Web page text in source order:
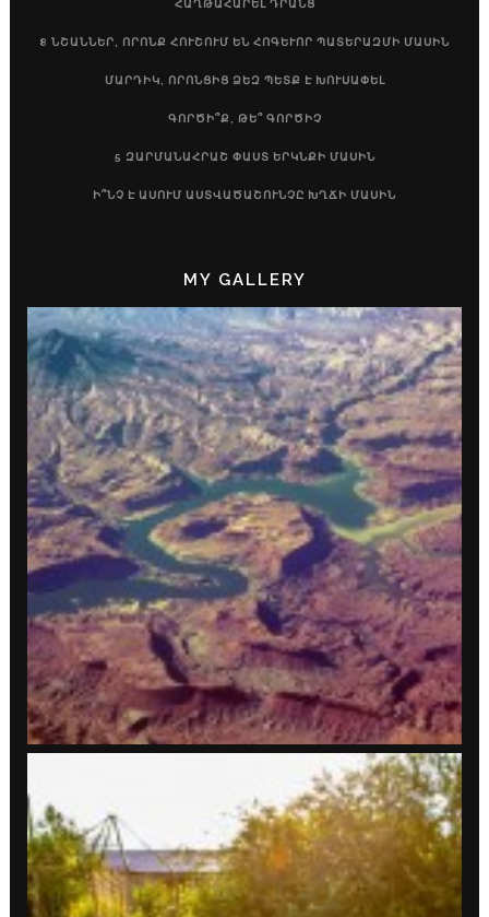
ՀԱՂԹԱՀԱՐԵԼ ԴՐԱՆՑ
8 ՆՇԱՆՆԵՐ, ՈՐՈՆՔ ՀՈՒՇՈՒՄ ԵՆ ՀՈԳԵՒՈՐ ՊԱՏԵՐԱԶՄԻ ՄԱՍԻՆ
ՄԱՐԴԻԿ, ՈՐՈՆՑԻՑ ՁԵԶ ՊԵՏՔ Է ԽՈՒՍԱՓԵԼ
ԳՈՐԾԻ՞Ք, ԹԵ՞ ԳՈՐԾԻՉ
5 ԶԱՐՄԱՆԱՀՐԱՇ ՓԱՍՏ ԵՐԿՆՔԻ ՄԱՍԻՆ
Ի՞ՆՉ Է ԱՍՈՒՄ ԱՍՏՎԱԾԱՇՈՒՆՉԸ ԽՂՃԻ ՄԱՍԻՆ
MY GALLERY